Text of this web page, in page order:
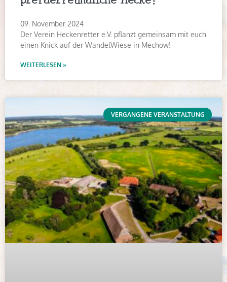
09. November 2024
Der Verein Heckenretter e.V. pflanzt gemeinsam mit euch
einen Knick auf der WandelWiese in Mechow!
WEITERLESEN »
VERGANGENE VERANSTALTUNG